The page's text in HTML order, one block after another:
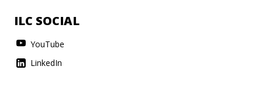
ILC SOCIAL
YouTube
LinkedIn